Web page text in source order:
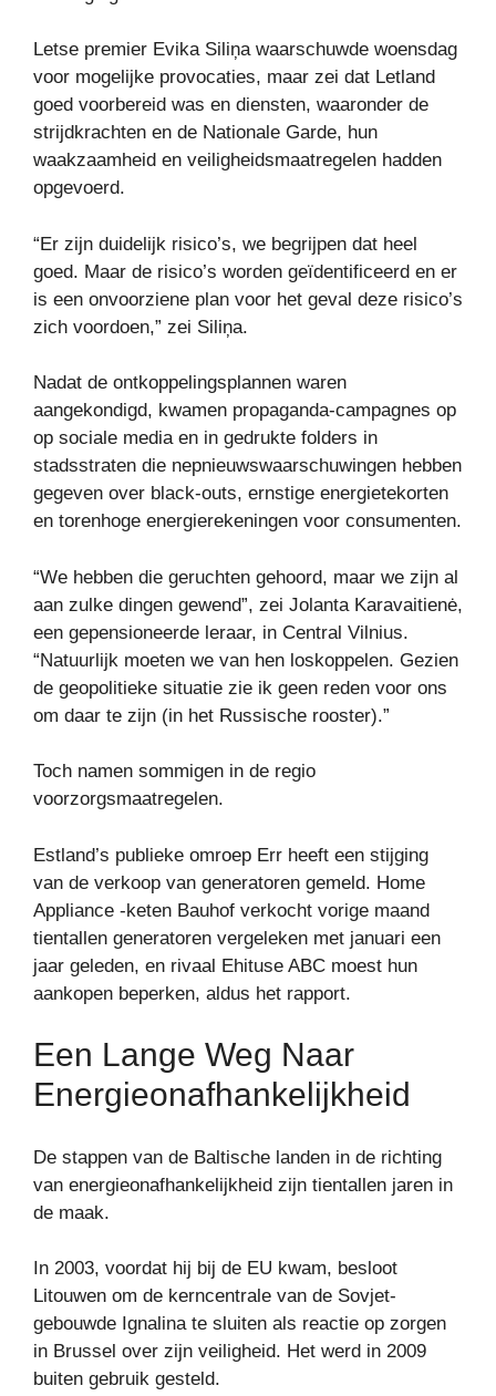
Letse premier Evika Siliņa waarschuwde woensdag
voor mogelijke provocaties, maar zei dat Letland
goed voorbereid was en diensten, waaronder de
strijdkrachten en de Nationale Garde, hun
waakzaamheid en veiligheidsmaatregelen hadden
opgevoerd.
“Er zijn duidelijk risico’s, we begrijpen dat heel
goed. Maar de risico’s worden geïdentificeerd en er
is een onvoorziene plan voor het geval deze risico’s
zich voordoen,” zei Siliņa.
Nadat de ontkoppelingsplannen waren
aangekondigd, kwamen propaganda-campagnes op
op sociale media en in gedrukte folders in
stadsstraten die nepnieuwswaarschuwingen hebben
gegeven over black-outs, ernstige energietekorten
en torenhoge energierekeningen voor consumenten.
“We hebben die geruchten gehoord, maar we zijn al
aan zulke dingen gewend”, zei Jolanta Karavaitienė,
een gepensioneerde leraar, in Central Vilnius.
“Natuurlijk moeten we van hen loskoppelen. Gezien
de geopolitieke situatie zie ik geen reden voor ons
om daar te zijn (in het Russische rooster).”
Toch namen sommigen in de regio
voorzorgsmaatregelen.
Estland’s publieke omroep Err heeft een stijging
van de verkoop van generatoren gemeld. Home
Appliance -keten Bauhof verkocht vorige maand
tientallen generatoren vergeleken met januari een
jaar geleden, en rivaal Ehituse ABC moest hun
aankopen beperken, aldus het rapport.
Een Lange Weg Naar
Energieonafhankelijkheid
De stappen van de Baltische landen in de richting
van energieonafhankelijkheid zijn tientallen jaren in
de maak.
In 2003, voordat hij bij de EU kwam, besloot
Litouwen om de kerncentrale van de Sovjet-
gebouwde Ignalina te sluiten als reactie op zorgen
in Brussel over zijn veiligheid. Het werd in 2009
buiten gebruik gesteld.